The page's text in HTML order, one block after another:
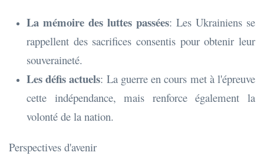
La mémoire des luttes passées: Les Ukrainiens se
rappellent des sacrifices consentis pour obtenir leur
souveraineté.
Les défis actuels: La guerre en cours met à l'épreuve
cette indépendance, mais renforce également la
volonté de la nation.
Perspectives d'avenir